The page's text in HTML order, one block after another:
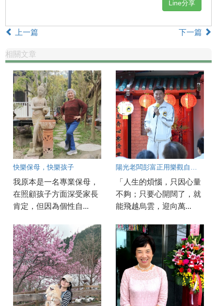
Line分享
上一篇 下一篇
相關文章
快樂保母，快樂孩子
我原本是一名專業保母，
在照顧孩子方面深受家長
肯定，但因為個性自...
「人生的煩惱，只因心量
不夠；只要心開闊了，就
能飛越烏雲，迎向萬...